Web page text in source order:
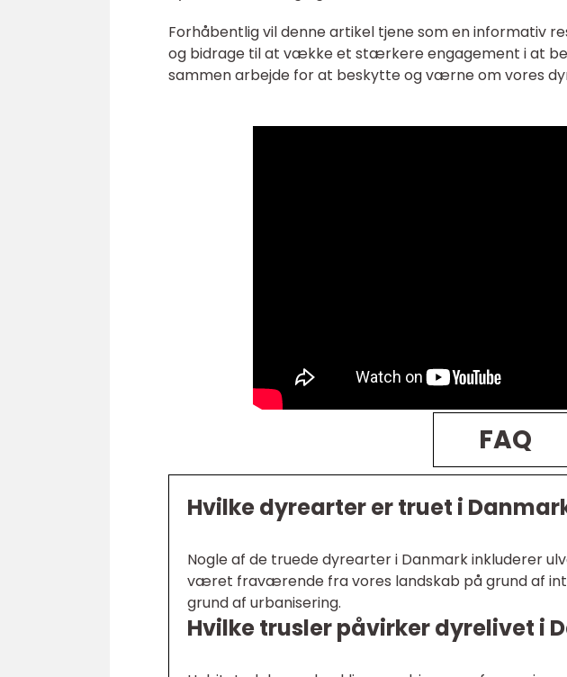
Forhåbentlig vil denne artikel tjene som en informativ
og bidrage til at vække et stærkere engagement i at
sammen arbejde for at beskytte og værne om vores
FAQ
Hvilke dyrearter er truet i
Nogle af de truede dyrearter i Danmark inkluderer
været fraværende fra vores landskab på grund af
grund af urbanisering.
Hvilke trusler påvirker dyrelivet i